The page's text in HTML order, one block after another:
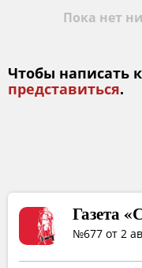
Пока нет
Чтобы написать
представиться.
Газета
№677 от 2